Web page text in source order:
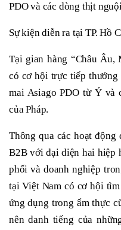
PDO và các dòng thịt
Sự kiện diễn ra tại TP. Hồ
Tại gian hàng “Châu Âu,
có cơ hội trực tiếp
mai Asiago PDO từ Ý và
của Pháp.
Thông qua các hoạt
B2B với đại diện hai hiệp
phối và doanh nghiệp
tại Việt Nam có cơ hội
ứng dụng trong ẩm thực
nên danh tiếng của